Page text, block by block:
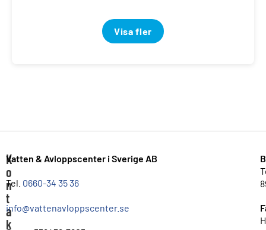
Visa fler
K
o
n
t
a
k
Vatten & Avloppscenter i Sverige AB
Tel. 0660-34 35 36
info@vattenavloppscenter.se